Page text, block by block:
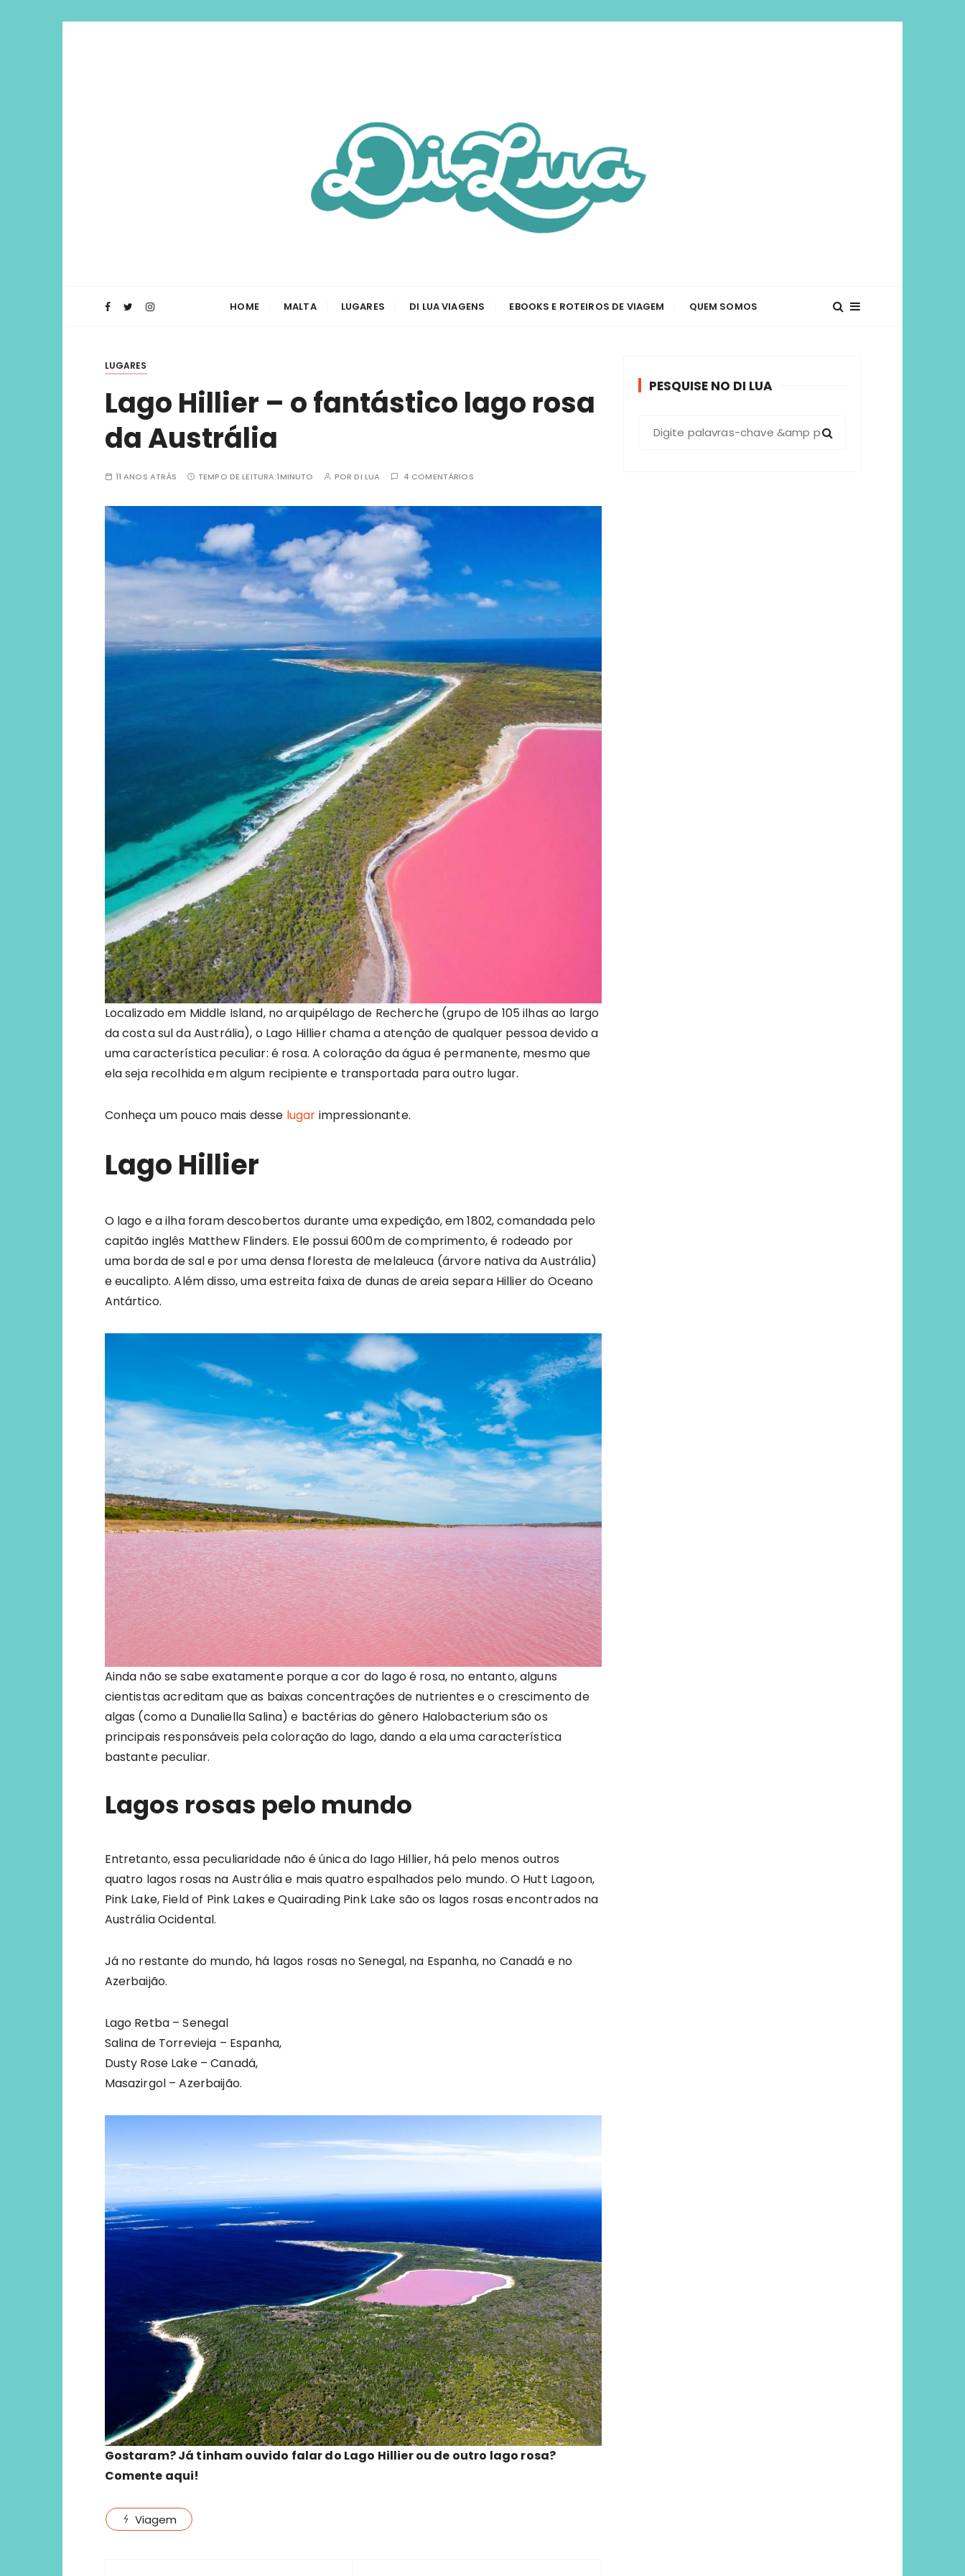
Di Lua | Inspirando você a viajar mais e
HOME MALTA LUGARES DI LUA VIAGENS EBOOKS E ROTEIROS DE VIAGEM QUEM SOMOS
LUGARES
Lago Hillier – o fantástico lago rosa
da Austrália
11 ANOS ATRÁS TEMPO DE LEITURA:1MINUTO PORDI LUA 4 COMENTÁRIOS
Localizado em Middle Island, no arquipélago de Recherche (grupo de 105 ilhas ao largo
da costa sul da Austrália), o Lago Hillier chama a atenção de qualquer pessoa devido a
uma característica peculiar: é rosa. A coloração da água é permanente, mesmo que
ela seja recolhida em algum recipiente e transportada para outro lugar.
Conheça um pouco mais desse lugar impressionante.
Lago Hillier
O lago e a ilha foram descobertos durante uma expedição, em 1802, comandada pelo
capitão inglês Matthew Flinders. Ele possui 600m de comprimento, é rodeado por
uma borda de sal e por uma densa floresta de melaleuca (árvore nativa da Austrália)
e eucalipto. Além disso, uma estreita faixa de dunas de areia separa Hillier do Oceano
Antártico.
Ainda não se sabe exatamente porque a cor do lago é rosa, no entanto, alguns
cientistas acreditam que as baixas concentrações de nutrientes e o crescimento de
algas (como a Dunaliella Salina) e bactérias do gênero Halobacterium são os
principais responsáveis pela coloração do lago, dando a ela uma característica
bastante peculiar.
Lagos rosas pelo mundo
Entretanto, essa peculiaridade não é única do lago Hillier, há pelo menos outros
quatro lagos rosas na Austrália e mais quatro espalhados pelo mundo. O Hutt Lagoon,
Pink Lake, Field of Pink Lakes e Quairading Pink Lake são os lagos rosas encontrados na
Austrália Ocidental.
Já no restante do mundo, há lagos rosas no Senegal, na Espanha, no Canadá e no
Azerbaijão.
Lago Retba – Senegal
Salina de Torrevieja – Espanha,
Dusty Rose Lake – Canadá,
Masazirgol – Azerbaijão.
Gostaram? Já tinham ouvido falar do Lago Hillier ou de outro lago rosa?
Comente aqui!
Viagem
PESQUISE NO DI LUA